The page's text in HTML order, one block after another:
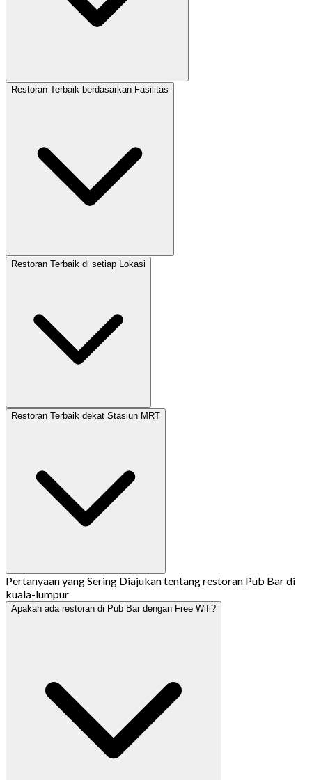
Restoran Terbaik berdasarkan Fasilitas
Restoran Terbaik di setiap Lokasi
Restoran Terbaik dekat Stasiun MRT
Pertanyaan yang Sering Diajukan tentang restoran Pub Bar di
kuala-lumpur
Apakah ada restoran di Pub Bar dengan Free Wifi?